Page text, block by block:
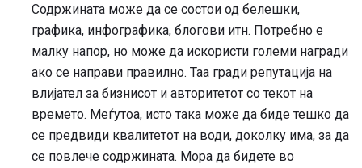
Содржината може да се состои од белешки,
графика, инфографика, блогови итн. Потребно е
малку напор, но може да искористи големи награди
ако се направи правилно. Таа гради репутација на
влијател за бизнисот и авторитетот со текот на
времето. Меѓутоа, исто така може да биде тешко да
се предвиди квалитетот на води, доколку има, за да
се повлече содржината. Мора да бидете во